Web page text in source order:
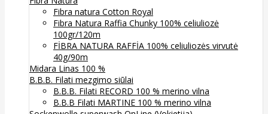
Fibra natura Cotton Royal
Fibra Natura Raffia Chunky 100% celiuliozė
100gr/120m
FİBRA NATURA RAFFİA 100% celiuliozės virvutė
40g/90m
Midara Linas 100 %
B.B.B. Filati mezgimo siūlai
B.B.B. Filati RECORD 100 % merino vilna
B.B.B Filati MARTINE 100 % merino vilna